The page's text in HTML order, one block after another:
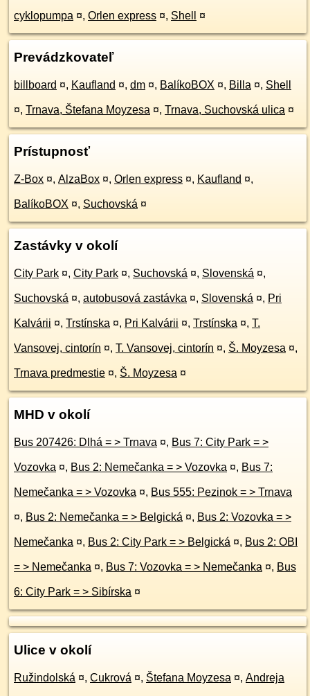
cyklopumpa ¤, Orlen express ¤, Shell ¤
Prevádzkovateľ
billboard ¤, Kaufland ¤, dm ¤, BalíkoBOX ¤, Billa ¤, Shell
¤, Trnava, Štefana Moyzesa ¤, Trnava, Suchovská ulica ¤
Prístupnosť
Z-Box ¤, AlzaBox ¤, Orlen express ¤, Kaufland ¤,
BalíkoBOX ¤, Suchovská ¤
Zastávky v okolí
City Park ¤, City Park ¤, Suchovská ¤, Slovenská ¤,
Suchovská ¤, autobusová zastávka ¤, Slovenská ¤, Pri
Kalvárii ¤, Trstínska ¤, Pri Kalvárii ¤, Trstínska ¤, T.
Vansovej, cintorín ¤, T. Vansovej, cintorín ¤, Š. Moyzesa ¤,
Trnava predmestie ¤, Š. Moyzesa ¤
MHD v okolí
Bus 207426: Dlhá = > Trnava ¤, Bus 7: City Park = >
Vozovka ¤, Bus 2: Nemečanka = > Vozovka ¤, Bus 7:
Nemečanka = > Vozovka ¤, Bus 555: Pezinok = > Trnava
¤, Bus 2: Nemečanka = > Belgická ¤, Bus 2: Vozovka = >
Nemečanka ¤, Bus 2: City Park = > Belgická ¤, Bus 2: OBI
= > Nemečanka ¤, Bus 7: Vozovka = > Nemečanka ¤, Bus
6: City Park = > Sibírska ¤
Ulice v okolí
Ružindolská ¤, Cukrová ¤, Štefana Moyzesa ¤, Andreja